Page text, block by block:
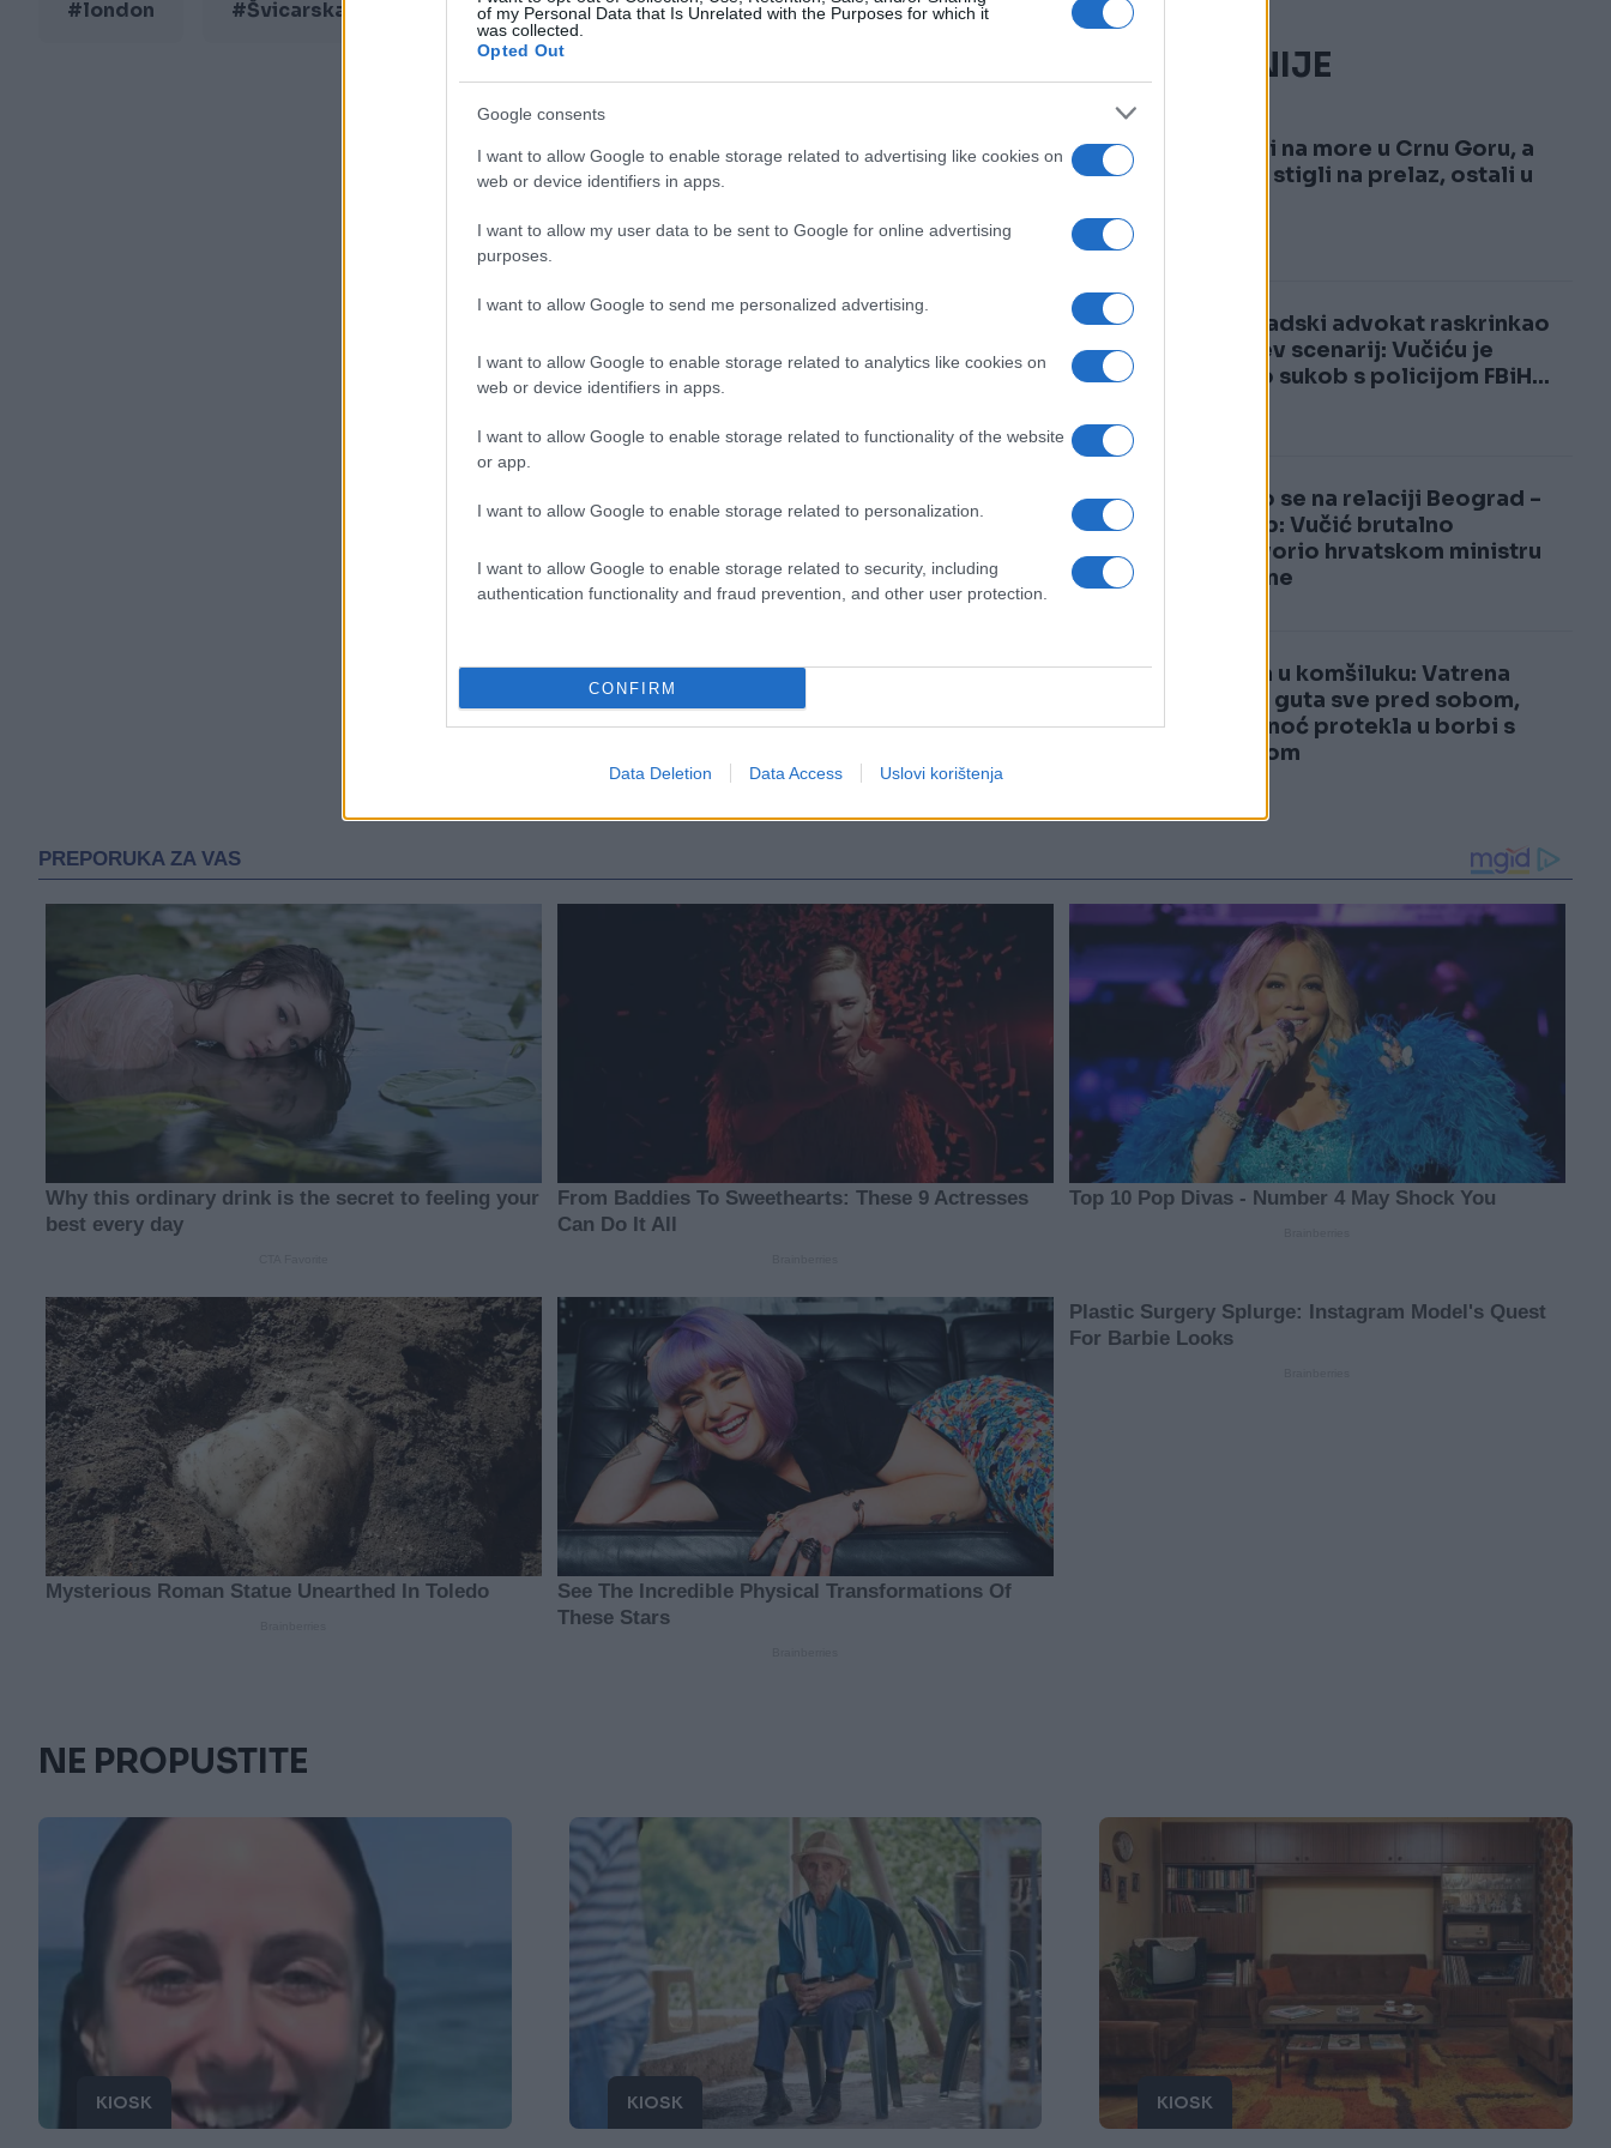
of my Personal Data that Is Unrelated with the Purposes for which it
was collected.
Opted Out
Google consents
I want to allow Google to enable storage related to advertising like cookies on
web or device identifiers in apps.
I want to allow my user data to be sent to Google for online advertising
purposes.
I want to allow Google to send me personalized advertising.
I want to allow Google to enable storage related to analytics like cookies on
web or device identifiers in apps.
I want to allow Google to enable storage related to functionality of the website
or app.
I want to allow Google to enable storage related to personalization.
I want to allow Google to enable storage related to security, including
authentication functionality and fraud prevention, and other user protection.
CONFIRM
Data Deletion Data Access Uslovi korištenja
#london #Švicarska #tjeralica #Todorić
NAJČITANIJE
1
Krenuli na more u Crnu Goru, a
kad su stigli na prelaz, ostali u
2
Beogradski advokat raskrinkao
Vučićev scenarij: Vučiću je
trebao sukob s policijom FBiH...
3
Usijalo se na relaciji Beograd -
Zagreb: Vučić brutalno
odgovorio hrvatskom ministru
odbrane
4
Drama u komšiluku: Vatrena
stihija guta sve pred sobom,
cijela noć protekla u borbi s
požarom
NE PROPUSTITE
KIOSK KIOSK KIOSK